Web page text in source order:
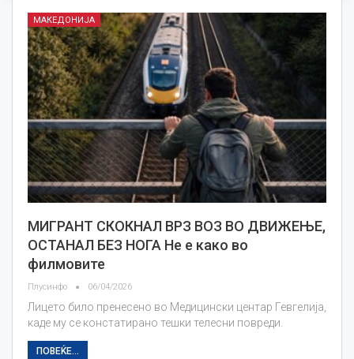
МАКЕДОНИЈА
МИГРАНТ СКОКНАЛ ВРЗ ВОЗ ВО ДВИЖЕЊЕ,
ОСТАНАЛ БЕЗ НОГА Не е како во
филмовите
Плусинфо 06/04/2026
Лицето било пренесено во Медицински центар Гевгелија,
каде му се констатирано тешки телесни повреди.
ПОВЕЌЕ...